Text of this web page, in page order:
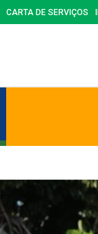
CARTA DE SERVIÇOS